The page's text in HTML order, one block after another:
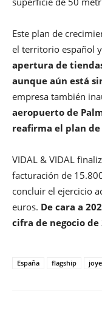
Este plan de
el territorio español
apertura de
aunque aún está
empresa también
aeropuerto de
reafirma el plan
VIDAL & VIDAL
facturación de
concluir el ejercicio
euros. De cara a
cifra de negocio
España flagship